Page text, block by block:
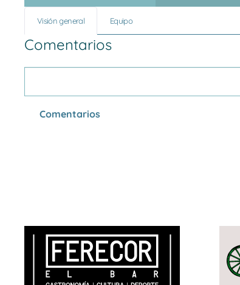
Visión general Equipo
Comentarios
Comentarios